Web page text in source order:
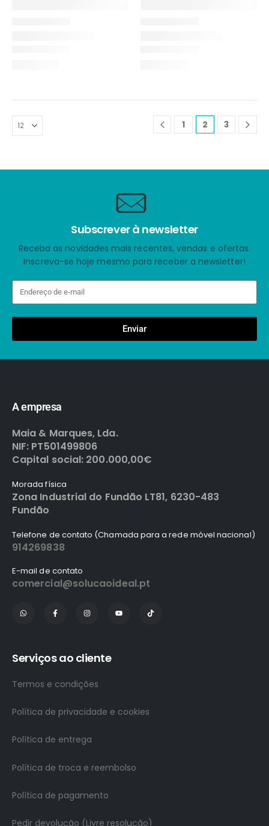
1 2 3
Subscrever à newsletter
Receba as novidades mais recentes, vendas e ofertas.
Inscreva-se hoje mesmo para receber a newsletter!
Enviar
A empresa
Maia & Marques, Lda.
NIF: PT501499806
Capital social: 200.000,00€
Morada física
Zona Industrial do Fundão LT81, 6230-483
Fundão
Telefone de contato (Chamada para a rede móvel nacional)
914269838
E-mail de contato
comercial@solucaoideal.pt
Serviços ao cliente
Termos e condições
Política de privacidade e cookies
Política de entrega
Política de troca e reembolso
Política de pagamento
Pedir devolução (Livre resolução)